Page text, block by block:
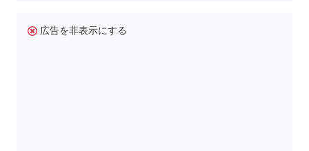
広告を非表示にする